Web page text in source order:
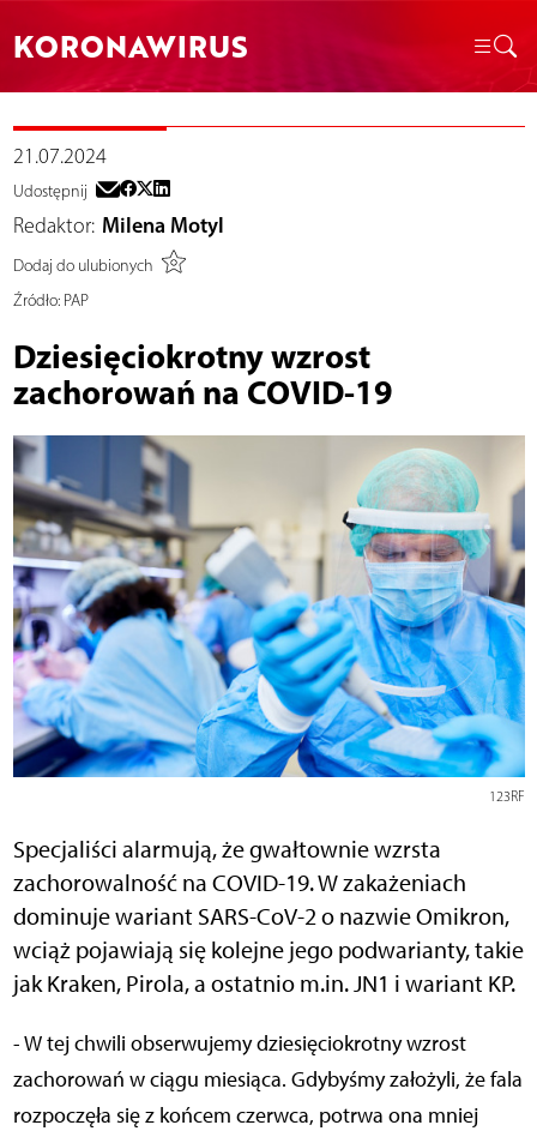
KORONAWIRUS
21.07.2024
Udostępnij
Redaktor: Milena Motyl
Dodaj do ulubionych
Źródło:PAP
Dziesięciokrotny wzrost
zachorowań na COVID-19
123RF
Specjaliści alarmują, że gwałtownie wzrsta
zachorowalność na COVID-19. W zakażeniach
dominuje wariant SARS-CoV-2 o nazwie Omikron,
wciąż pojawiają się kolejne jego podwarianty, takie
jak Kraken, Pirola, a ostatnio m.in. JN1 i wariant KP.
- W tej chwili obserwujemy dziesięciokrotny wzrost
zachorowań w ciągu miesiąca. Gdybyśmy założyli, że fala
rozpoczęła się z końcem czerwca, potrwa ona mniej